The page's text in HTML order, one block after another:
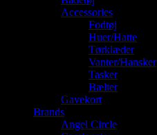
Accessories
Fodtøj
Huer/Hatte
Tørklæder
Vanter/Hansker
Tasker
Bælter
Gavekort
Brands
Angel Circle